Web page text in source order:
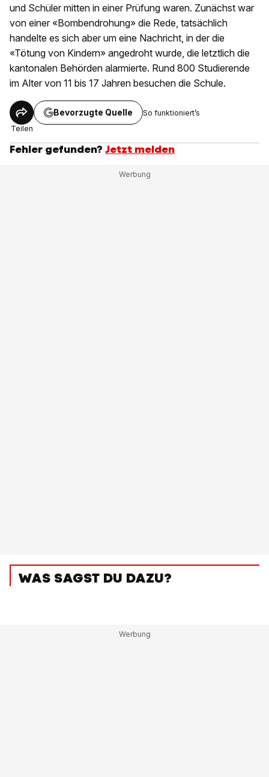
und Schüler mitten in einer Prüfung waren. Zunächst war
von einer «Bombendrohung» die Rede, tatsächlich
handelte es sich aber um eine Nachricht, in der die
«Tötung von Kindern» angedroht wurde, die letztlich die
kantonalen Behörden alarmierte. Rund 800 Studierende
im Alter von 11 bis 17 Jahren besuchen die Schule.
Teilen
Bevorzugte Quelle So funktioniert’s
Fehler gefunden? Jetzt melden
WAS SAGST DU DAZU?